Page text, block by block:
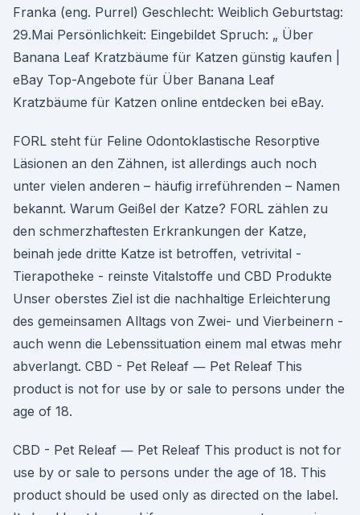
Franka (eng. Purrel) Geschlecht: Weiblich Geburtstag:
29.Mai Persönlichkeit: Eingebildet Spruch: „ Über
Banana Leaf Kratzbäume für Katzen günstig kaufen |
eBay Top-Angebote für Über Banana Leaf
Kratzbäume für Katzen online entdecken bei eBay.
FORL steht für Feline Odontoklastische Resorptive
Läsionen an den Zähnen, ist allerdings auch noch
unter vielen anderen – häufig irreführenden – Namen
bekannt. Warum Geißel der Katze? FORL zählen zu
den schmerzhaftesten Erkrankungen der Katze,
beinah jede dritte Katze ist betroffen, vetrivital -
Tierapotheke - reinste Vitalstoffe und CBD Produkte
Unser oberstes Ziel ist die nachhaltige Erleichterung
des gemeinsamen Alltags von Zwei- und Vierbeinern -
auch wenn die Lebenssituation einem mal etwas mehr
abverlangt. CBD - Pet Releaf ― Pet Releaf This
product is not for use by or sale to persons under the
age of 18.
CBD - Pet Releaf ― Pet Releaf This product is not for
use by or sale to persons under the age of 18. This
product should be used only as directed on the label.